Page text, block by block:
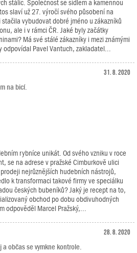
stálic. Společnost se sídlem a kamennou
slaví už 27. výročí svého působení na
vybudovat dobré jméno u zákazníků
ale i v rámci ČR. Jaké byly začátky
Má své stálé zákazníky i mezi známými
odpovídal Pavel Vantuch, zakladatel...
31. 8. 2020
na bicí.
rybníce unikát. Od svého vzniku v roce
se na adrese v pražské Cimburkově ulici
nejrůznějších hudebních nástrojů,
k transformaci takové firmy ve speciálku
českých bubeníků? Jaký je recept na to,
obchod po dobu obdivuhodných
odpověděl Marcel Pražský,...
28. 8. 2020
občas se vymkne kontrole.